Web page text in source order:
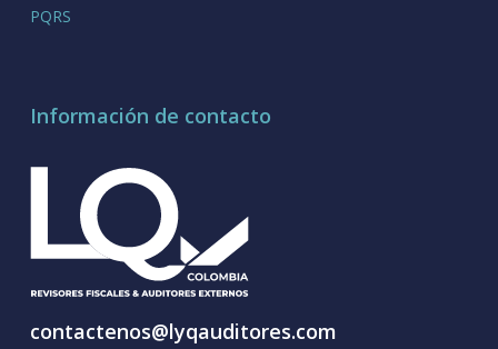
PQRS
Información de contacto
contactenos@lyqauditores.com